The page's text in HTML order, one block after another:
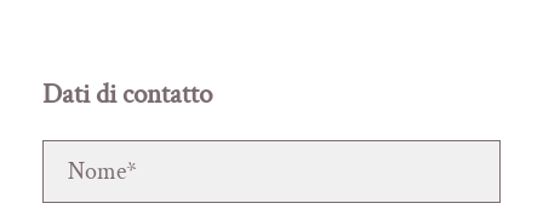
Dati di contatto